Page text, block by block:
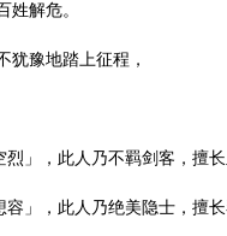
姓解危。
犹豫地踏上征程，
」，此人乃不羁剑客，擅长
」，此人乃绝美隐士，擅长